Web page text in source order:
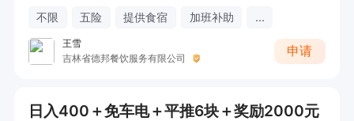
不限 五险 提供食宿 加班补助 ...
王雪
吉林省德邦餐饮服务有限公司
申请
日入400＋免车电＋平推6块＋奖励2000元